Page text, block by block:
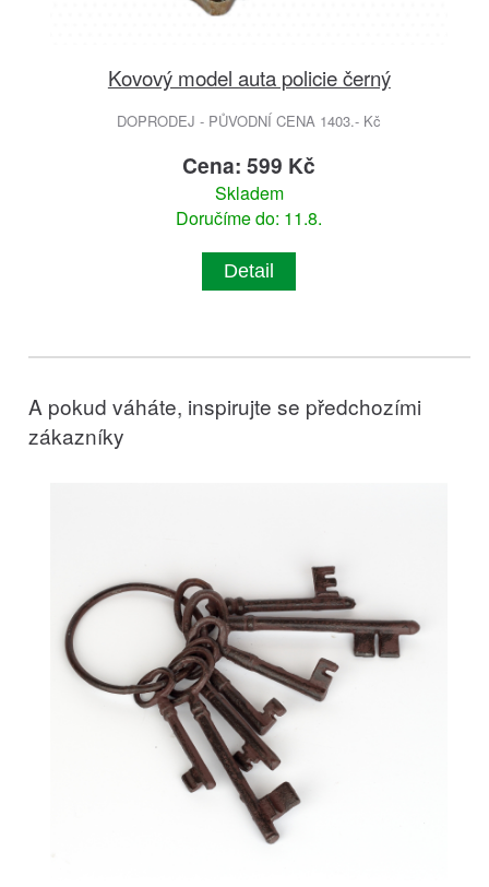
Kovový model auta policie černý
DOPRODEJ - PŮVODNÍ CENA 1403.- Kč
Cena: 599 Kč
Skladem
Doručíme do: 11.8.
Detail
A pokud váháte, inspirujte se předchozími
zákazníky